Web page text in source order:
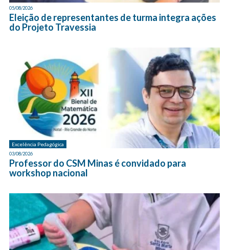
05/08/2026
Eleição de representantes de turma integra ações
do Projeto Travessia
Excelência Pedagógica
03/08/2026
Professor do CSM Minas é convidado para
workshop nacional